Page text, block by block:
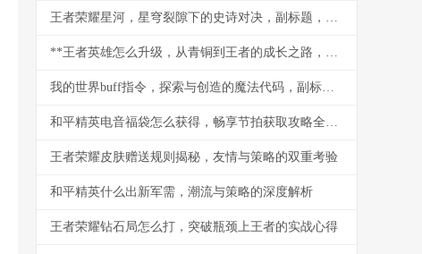
王者荣耀星河，星穹裂隙下的史诗对决，副标题，当群星闪耀王者峡谷
**王者英雄怎么升级，从青铜到王者的成长之路，副标题，资深玩家的深度解析与实战心得**
我的世界buff指令，探索与创造的魔法代码，副标题，资深玩家的指令进阶指南
和平精英电音福袋怎么获得，畅享节拍获取攻略全解析
王者荣耀皮肤赠送规则揭秘，友情与策略的双重考验
和平精英什么出新军需，潮流与策略的深度解析
王者荣耀钻石局怎么打，突破瓶颈上王者的实战心得